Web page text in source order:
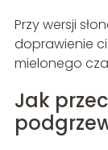
Przy wersji
doprawienie
mielonego
Jak